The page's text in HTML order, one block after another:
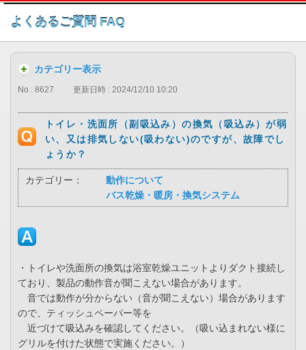
このページの本文へ
よくあるご質問 FAQ
カテゴリー表示
No : 8627 更新日時 : 2024/12/10 10:20
トイレ・洗面所（副吸込み）の換気（吸込み）が弱
い、又は排気しない(吸わない)のですが、故障でし
ょうか？
カテゴリー：
動作について
バス乾燥・暖房・換気システム
・トイレや洗面所の換気は浴室乾燥ユニットよりダクト接続し
ており、製品の動作音が聞こえない場合があります。
音では動作が分からない（音が聞こえない）場合があります
ので、ティッシュペーパー等を
近づけて吸込みを確認してください。（吸い込まれない様に
グリルを付けた状態で実施ください。）